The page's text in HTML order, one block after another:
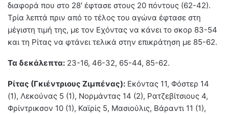
διαφορά που στο 28′ έφτασε στους 20 πόντους (62-42).
Τρία λεπτά πριν από το τέλος του αγώνα έφτασε στη
μέγιστη τιμή της, με τον Εχόντας να κάνει το σκορ 83-54
και τη Ρίτας να φτάνει τελικά στην επικράτηση με 85-62.
Τα δεκάλεπτα: 23-16, 46-32, 65-44, 85-62.
Ρίτας (Γκιέντριους Ζιμπένας): Εκόντας 11, Φόστερ 14
(1), Λεκούνας 5 (1), Νορμάντας 14 (2), Ρατζεβίτσιους 4,
Φρίντρικσον 10 (1), Καϊρίς 5, Μασιούλις, Βάραντι 11 (1),